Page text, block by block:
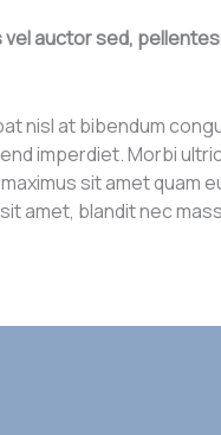
auctor sed,
nisl at bibendum
imperdiet. Morbi
sit amet quam
amet, blandit nec